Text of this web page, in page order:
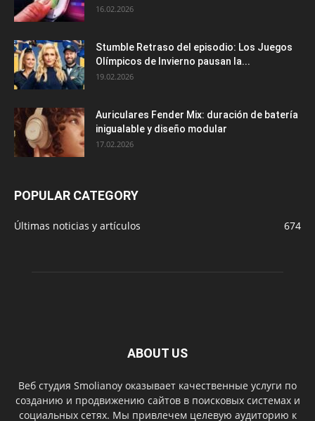
16.02.2026
Stumble Retraso del episodio: Los Juegos
Olímpicos de Invierno pausan la...
19.02.2026
Auriculares Fender Mix: duración de batería
inigualable y diseño modular
17.02.2026
POPULAR CATEGORY
Últimas noticias y artículos 674
ABOUT US
Веб студия Smolianoy оказывает качественные услуги по
созданию и продвижению сайтов в поисковых системах и
социальных сетях. Мы привлечем целевую аудиторию к